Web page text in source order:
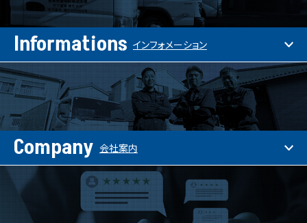
Informations インフォメーション
Company 会社案内